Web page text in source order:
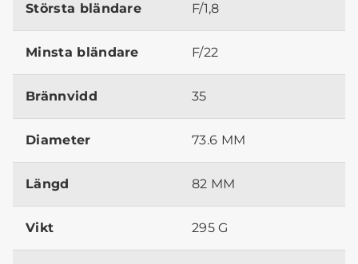
Största bländare F/1,8
Minsta bländare F/22
Brännvidd 35
Diameter 73.6 MM
Längd 82 MM
Vikt 295 G